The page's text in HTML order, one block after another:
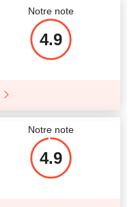
Notre note
4.9
Notre note
4.9